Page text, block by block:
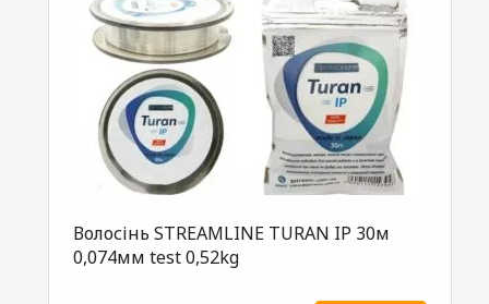
Волосінь STREAMLINE TURAN IP 30м
0,074мм test 0,52kg